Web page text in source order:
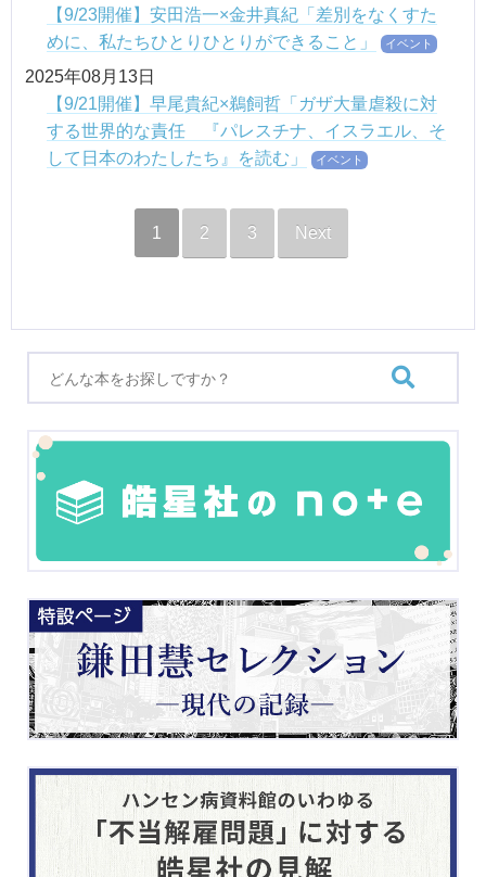
【9/23開催】安田浩一×金井真紀「差別をなくすた
めに、私たちひとりひとりができること」
イベント
2025年08月13日
【9/21開催】早尾貴紀×鵜飼哲「ガザ大量虐殺に対
する世界的な責任 『パレスチナ、イスラエル、そ
して日本のわたしたち』を読む」
イベント
1 2 3 Next